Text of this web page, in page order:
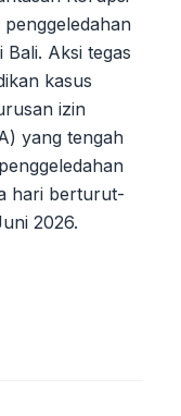
Aksi tegas
kasus
izin
yang tengah
hari berturut-
2026.